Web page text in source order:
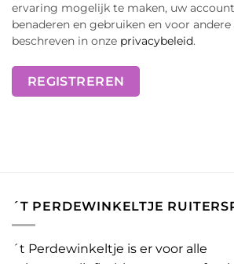
ervaring mogelijk te maken, uw
benaderen en gebruiken en voor
beschreven in onze privacybeleid.
REGISTREREN
´T PERDEWINKELTJE
´t Perdewinkeltje is er voor alle